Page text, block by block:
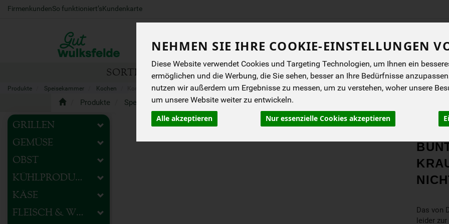
NEHMEN SIE IHRE COOKIE-EINSTELLUNGEN
Diese Website verwendet Cookies und Targeting Technologien, um Ihnen ein
ermöglichen und die Werbung, die Sie sehen, besser an Ihre Bedürfnisse
nutzen wir außerdem um Ergebnisse zu messen, um zu verstehen, woher unsere
um unsere Website weiter zu entwickeln.
Alle akzeptieren Nur essenzielle Cookies akzeptieren
FirmenkundenSo funktioniert’sKundenkarte
Produkt
SORTIMENT HOFEIGENES BIOKISTEN ANGEBOTE NEUES
Produkte Speisekammer Kochen Konserviertes
Produkte Speisekammer Kochen Konserviertes
GRILLEN
GEMÜSE
OBST
KÜHLPRODUKTE
KÄSE
FLEISCH & WURST
Das von
leider